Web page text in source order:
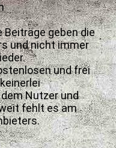
geben die
und nicht immer
und frei
Nutzer und
fehlt es am